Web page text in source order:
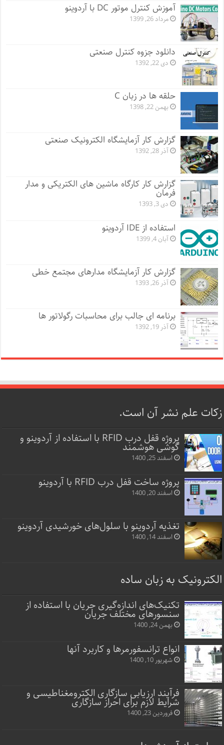
آموزش کنترل موتور DC با آردوینو
مرداد 26, 1399
دانلود جزوه کنترل صنعتی
دی 22, 1392
حلقه ها در زبان C
بهمن 22, 1398
گزارش کار آزمایشگاه الکترونیک صنعتی
آذر 28, 1392
گزارش کار کارگاه ماشین های الکتریکی و مدار
فرمان
دی 3, 1393
استفاده از IDE آردوینو
آبان 4, 1399
گزارش کار آزمایشگاه مدارهای مجتمع خطی
آذر 26, 1393
برنامه ای جالب برای محاسبات رگولاتور ها
آذر 19, 1392
زکات علم نشر آن است.
پروژه قفل‌ درب RFID با استفاده از آردوینو و
گوشی هوشمند
اسفند 25, 1400
پروژه ساخت قفل‌ درب RFID با آردوینو
اسفند 20, 1400
تغذیه آردوینو با سلول‌های خورشیدی آردوینو
اسفند 14, 1400
الکترونیک به زبان ساده
تکنیک‌های اندازه‌گیری جریان با استفاده از
سنسورهای مختلف جریان
بهمن 24, 1400
انواع ترانسفورمرها و کاربرد آنها
شهریور 10, 1400
فرآیند ارزیابی سازگاری الکترومغناطیسی و
شرایط لازم برای احراز سازگاری
فروردین 23, 1400